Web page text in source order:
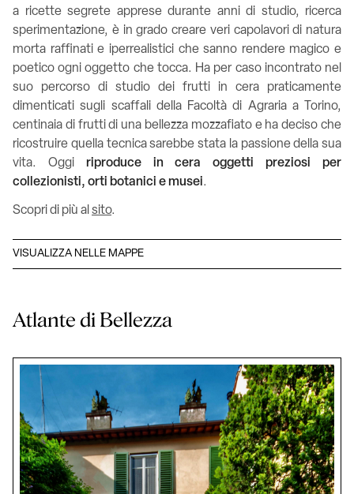
a ricette segrete apprese durante anni di studio, ricerca
sperimentazione, è in grado creare veri capolavori di natura
morta raffinati e iperrealistici che sanno rendere magico e
poetico ogni oggetto che tocca. Ha per caso incontrato nel
suo percorso di studio dei frutti in cera praticamente
dimenticati sugli scaffali della Facoltà di Agraria a Torino,
centinaia di frutti di una bellezza mozzafiato e ha deciso che
ricostruire quella tecnica sarebbe stata la passione della sua
vita. Oggi riproduce in cera oggetti preziosi per
collezionisti, orti botanici e musei.
Scopri di più al sito.
VISUALIZZA NELLE MAPPE
Atlante di Bellezza